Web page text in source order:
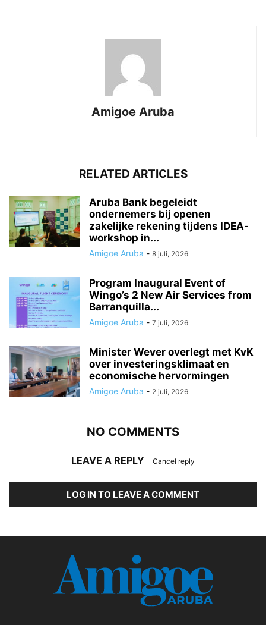
Amigoe Aruba
RELATED ARTICLES
Aruba Bank begeleidt
ondernemers bij openen
zakelijke rekening tijdens IDEA-
workshop in...
Amigoe Aruba - 8 juli, 2026
Program Inaugural Event of
Wingo’s 2 New Air Services from
Barranquilla...
Amigoe Aruba - 7 juli, 2026
Minister Wever overlegt met KvK
over investeringsklimaat en
economische hervormingen
Amigoe Aruba - 2 juli, 2026
NO COMMENTS
LEAVE A REPLY Cancel reply
LOG IN TO LEAVE A COMMENT